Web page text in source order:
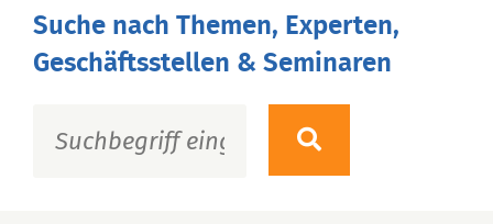
Suche nach Themen, Experten,
Geschäftsstellen & Seminaren